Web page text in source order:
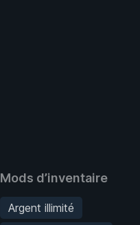
Mods d’inventaire
Argent illimité